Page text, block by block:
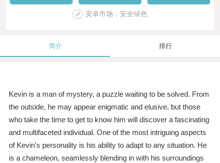
安卓市场，安全绿色
简介 排行
Kevin is a man of mystery, a puzzle waiting to be solved. From
the outside, he may appear enigmatic and elusive, but those
who take the time to get to know him will discover a fascinating
and multifaceted individual. One of the most intriguing aspects
of Kevin's personality is his ability to adapt to any situation. He
is a chameleon, seamlessly blending in with his surroundings